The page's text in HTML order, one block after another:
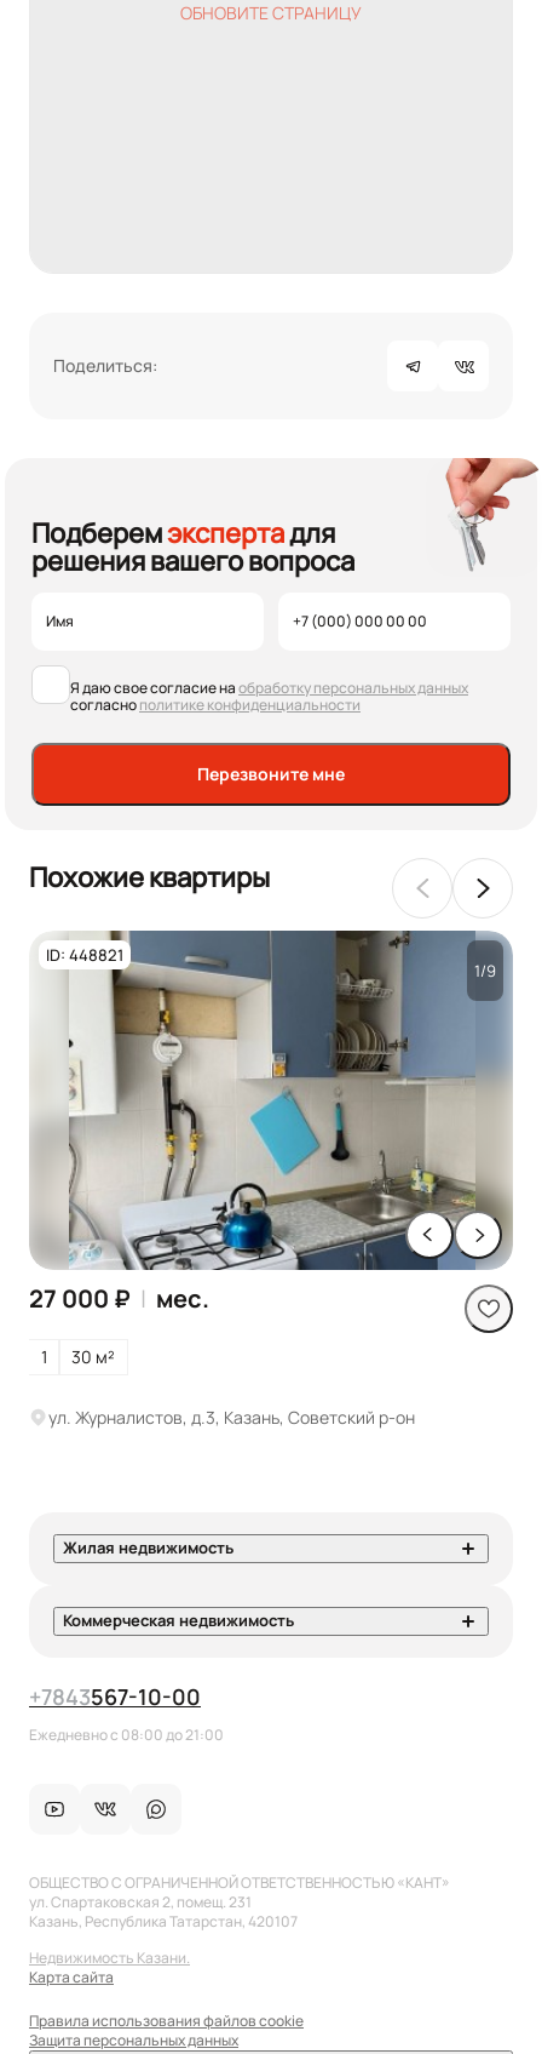
ОБНОВИТЕ СТРАНИЦУ
Поделиться:
Подберемэкспертадля
решения вашего вопроса
Я даю свое согласие наобработку персональных данных
согласнополитике конфиденциальности
Перезвоните мне
Похожие квартиры
ID: 448821
1/9
27 000 ₽ | мес.
1 30 м²
ул. Журналистов, д.3, Казань, Советский р-он
Жилая недвижимость
Коммерческая недвижимость
+7843567-10-00
Ежедневно с 08:00 до 21:00
ОБЩЕСТВО С ОГРАНИЧЕННОЙ ОТВЕТСТВЕННОСТЬЮ «КАНТ»
ул. Спартаковская 2, помещ. 231
Казань, Республика Татарстан, 420107
Недвижимость Казани.
Карта сайта
Правила использования файлов cookie
Защита персональных данных